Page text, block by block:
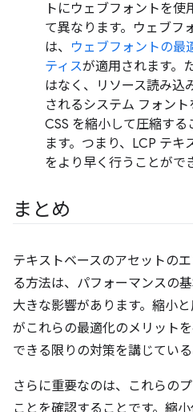
トにウェブフォントを
て異なります。ウェブフ
は、 ウェブフォントの最
ティスが適用されます。
はなく、リソース読み込
されるシステム フォント
CSS を縮小して圧縮す
ます。つまり、LCP テ
をより早く行うことがで
まとめ
テキストベースのアセットの
る方法は、パフォーマンスの
大きな影響があります。縮小
がこれらの最適化のメリット
できる限りの対策を講じてい
さらに重要なのは、これらの